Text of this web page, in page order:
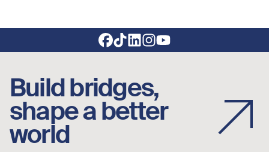
Footer social links
Build bridges,
shape a better
world